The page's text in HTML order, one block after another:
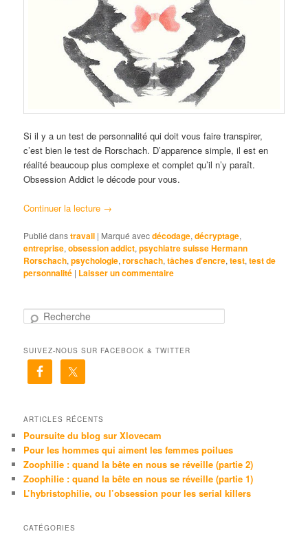
Si il y a un test de personnalité qui doit vous faire transpirer,
c’est bien le test de Rorschach. D’apparence simple, il est en
réalité beaucoup plus complexe et complet qu’il n’y paraît.
Obsession Addict le décode pour vous.
Continuer la lecture →
Publié danstravail | Marqué avecdécodage,décryptage,
entreprise,obsession addict,psychiatre suisse Hermann
Rorschach,psychologie,rorschach,tâches d'encre,test,test de
personnalité | Laisser un commentaire
h
e
SUIVEZ-NOUS SUR FACEBOOK & TWITTER
ARTICLES RÉCENTS
Poursuite du blog sur Xlovecam
Pour les hommes qui aiment les femmes poilues
Zoophilie : quand la bête en nous se réveille (partie 2)
Zoophilie : quand la bête en nous se réveille (partie 1)
L’hybristophilie, ou l’obsession pour les serial killers
CATÉGORIES